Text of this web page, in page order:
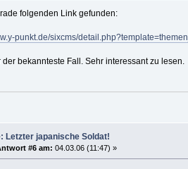
folgenden Link gefunden:
punkt.de/sixcms/
der bekannteste Fall. Sehr interessant zu lesen.
Letzter japanische Soldat!
#6 am: 04.03.06 (11:47) »